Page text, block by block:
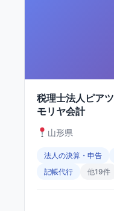
税理士法人ピア
モリヤ会計
山形県
法人の決算・申告
記帳代行
他19件